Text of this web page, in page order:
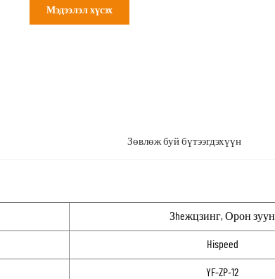
Мэдээлэл хүсэх
Зөвлөж буй бүтээгдэхүүн
Зheжцзинг, Орон зуун
Hispeed
YF-ZP-12